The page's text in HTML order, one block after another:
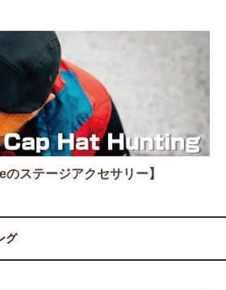
のステージアクセサリー】
グ